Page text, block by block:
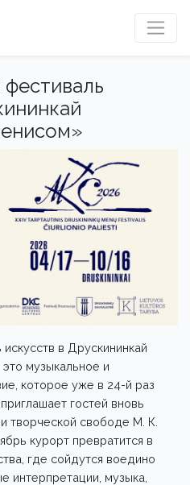
в Друскининкай
музыкальное и
которое уже в 24-й раз
гостей вновь
творческой свободе М. К.
курорт превратится в
где сойдутся воедино
интерпретации, музыка,